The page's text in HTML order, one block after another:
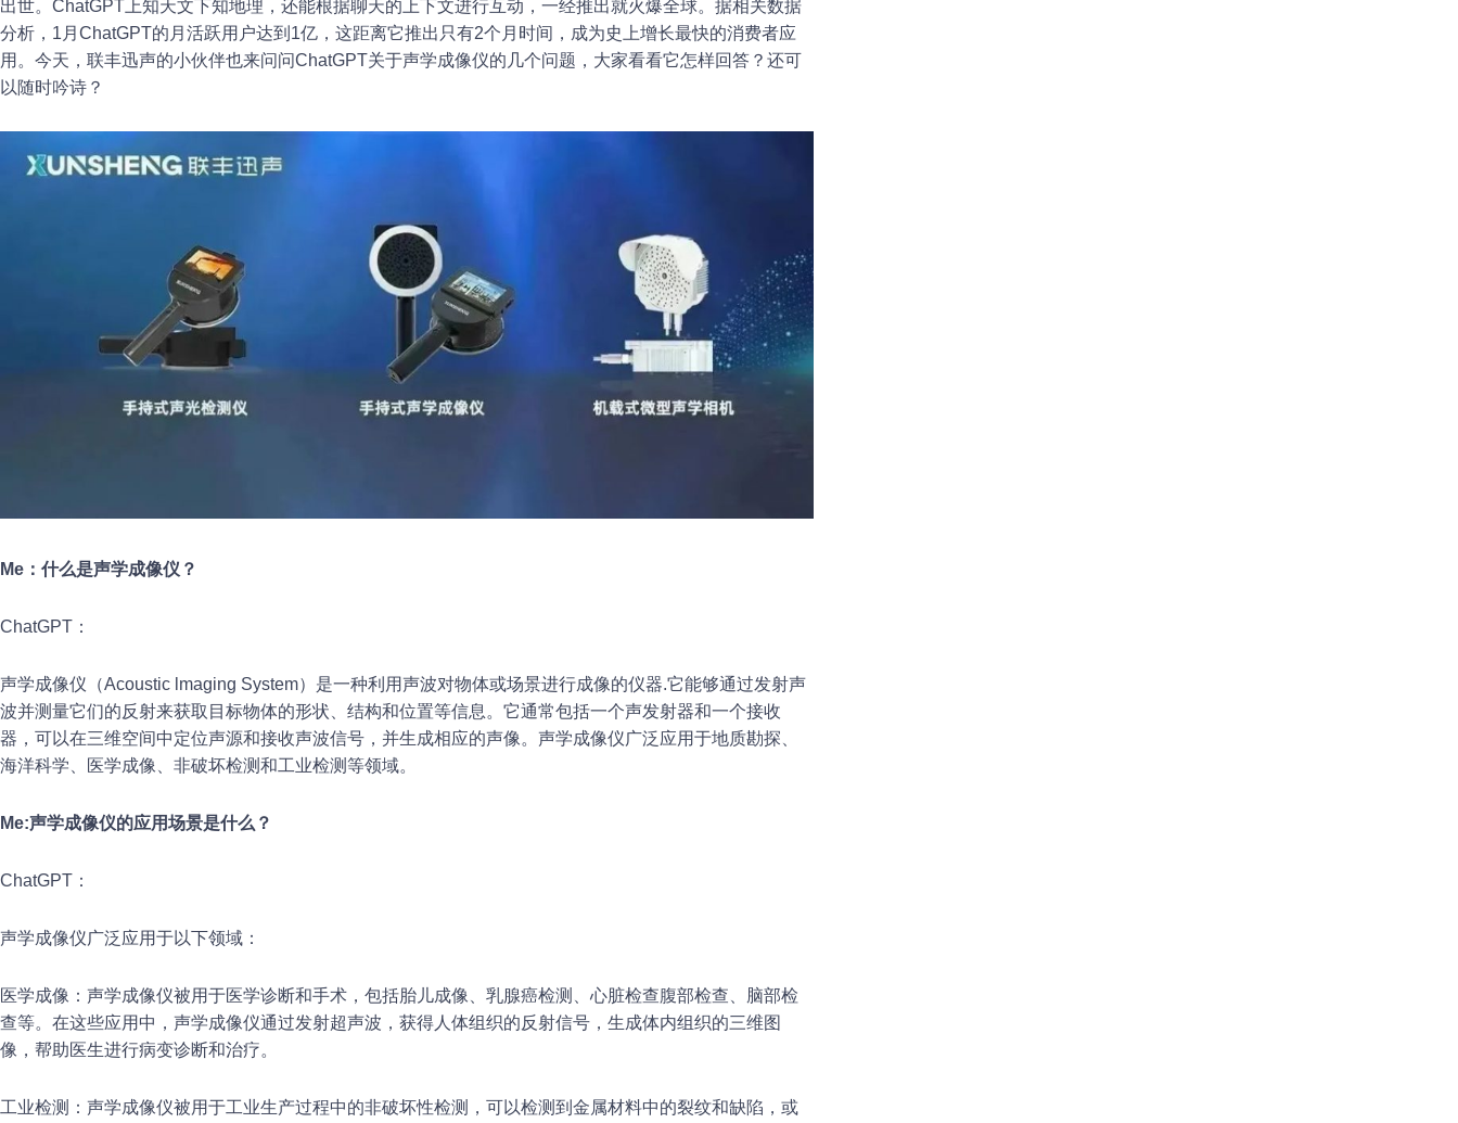
出世。ChatGPT上知天文下知地理，还能根据聊天的上下文进行互动，一经推出就火爆全球。据相关数据
分析，1月ChatGPT的月活跃用户达到1亿，这距离它推出只有2个月时间，成为史上增长最快的消费者应
用。今天，联丰迅声的小伙伴也来问问ChatGPT关于声学成像仪的几个问题，大家看看它怎样回答？还可
以随时吟诗？
Me：什么是声学成像仪？
ChatGPT：
声学成像仪（Acoustic lmaging System）是一种利用声波对物体或场景进行成像的仪器.它能够通过发射声
波并测量它们的反射来获取目标物体的形状、结构和位置等信息。它通常包括一个声发射器和一个接收
器，可以在三维空间中定位声源和接收声波信号，并生成相应的声像。声学成像仪广泛应用于地质勘探、
海洋科学、医学成像、非破坏检测和工业检测等领域。
Me:声学成像仪的应用场景是什么 ？
ChatGPT：
声学成像仪广泛应用于以下领域：
医学成像：声学成像仪被用于医学诊断和手术，包括胎儿成像、乳腺癌检测、心脏检查腹部检查、脑部检
查等。在这些应用中，声学成像仪通过发射超声波，获得人体组织的反射信号，生成体内组织的三维图
像，帮助医生进行病变诊断和治疗。
工业检测：声学成像仪被用于工业生产过程中的非破坏性检测，可以检测到金属材料中的裂纹和缺陷，或